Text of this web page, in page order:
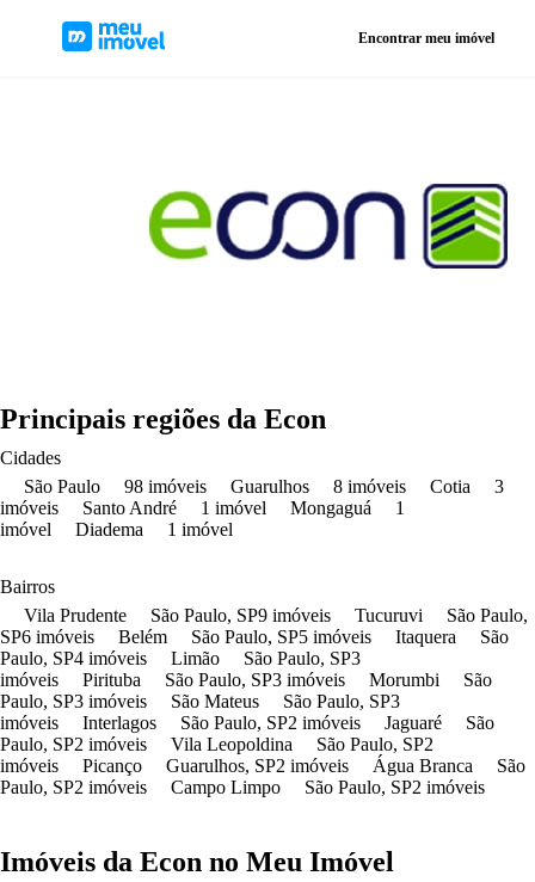
Encontrar meu imóvel
Principais regiões da Econ
Cidades
São Paulo
98 imóveis Guarulhos 8 imóveis Cotia
3
imóveis
Santo André 1 imóvel Mongaguá
1
imóvel
Diadema 1 imóvel
Bairros
Vila Prudente
São Paulo, SP9 imóveis Tucuruvi São Paulo,
SP6 imóveis Belém São Paulo, SP5 imóveis Itaquera
São
Paulo, SP4 imóveis Limão São Paulo, SP3
imóveis
Pirituba São Paulo, SP3 imóveis Morumbi
São
Paulo, SP3 imóveis São Mateus São Paulo, SP3
imóveis
Interlagos São Paulo, SP2 imóveis Jaguaré
São
Paulo, SP2 imóveis Vila Leopoldina São Paulo, SP2
imóveis
Picanço Guarulhos, SP2 imóveis Água Branca
São
Paulo, SP2 imóveis Campo Limpo São Paulo, SP2 imóveis
Imóveis da Econ no Meu Imóvel